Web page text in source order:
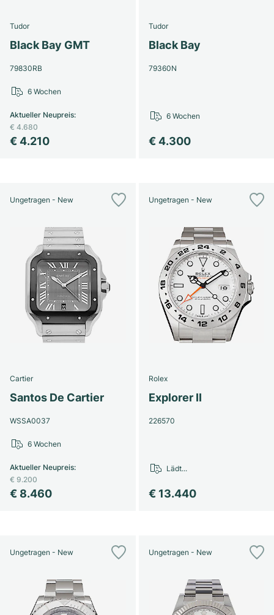
Tudor
Black Bay GMT
79830RB
€ 4.210
Aktueller Neupreis:
€ 4.680
6 Wochen
Tudor
Black Bay
79360N
€ 4.300
6 Wochen
Ungetragen - New
Cartier
Santos De Cartier
WSSA0037
€ 8.460
Aktueller Neupreis:
€ 9.200
6 Wochen
Ungetragen - New
Rolex
Explorer II
226570
€ 13.440
Lädt...
Ungetragen - New Ungetragen - New